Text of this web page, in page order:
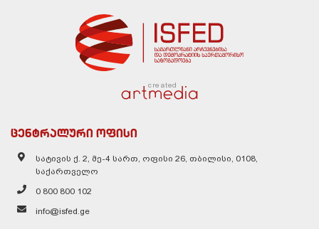
created
ცენტრალური ოფისი
სატივის ქ. 2, მე-4 სართ, ოფისი 26, თბილისი, 0108,
საქართველო
0 800 800 102
info@isfed.ge